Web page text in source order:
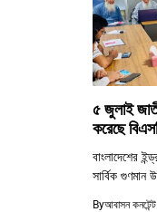
৫ জুলাই
করেছে
বাংলাদেশের
সার্বিক
Byআবাসন কনটেন্ট